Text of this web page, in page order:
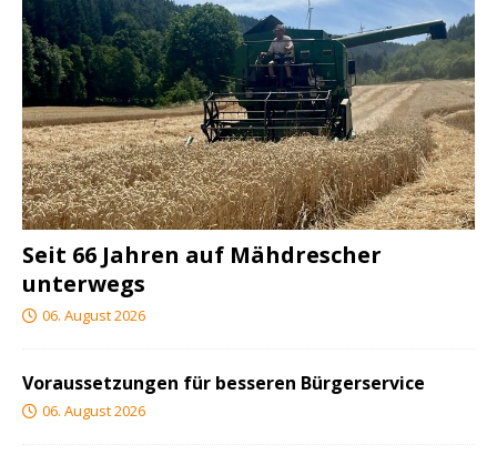
Seit 66 Jahren auf Mähdrescher
unterwegs
06. August 2026
Voraussetzungen für besseren Bürgerservice
06. August 2026